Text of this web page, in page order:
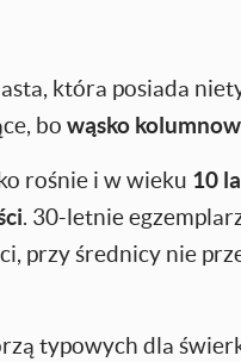
która posiada
bo wąsko
rośnie i w wieku 10
. 30-letnie
przy średnicy nie
typowych dla